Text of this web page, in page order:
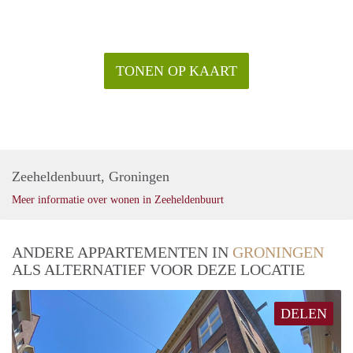
TONEN OP KAART
Zeeheldenbuurt, Groningen
Meer informatie over wonen in Zeeheldenbuurt
ANDERE APPARTEMENTEN IN GRONINGEN
ALS ALTERNATIEF VOOR DEZE LOCATIE
DELEN